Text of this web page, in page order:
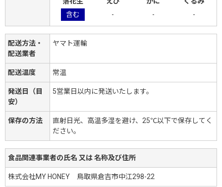
含む
- - -
配送方法・
配送業者
ヤマト運輸
配送温度 常温
発送日（目
安）
5営業日以内に発送いたします。
保存の方法
直射日光、高温多湿を避け、25℃以下で保存してく
ださい。
食品関連事業者の氏名 又は 名称及び住所
株式会社MY HONEY 鳥取県倉吉市中江298-22